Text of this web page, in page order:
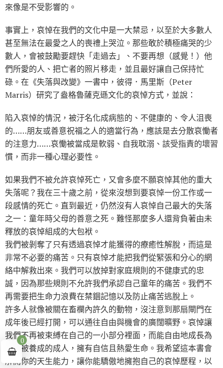
來像是不受影響的。
事實上，哀悼在我們的文化中是一大禁忌，以至於大多數人
甚至無法在最愛之人的喪禮上哭泣。那些敢於積極痛哭的少
數人，會被鼓勵要趕快「走過去」、不要再想（感覺！）他
們所愛的人、把亡者的照片移走，並且最好讓自己保持忙
碌。在《失落與改變》一書中，彼得．馬里斯（Peter
Marris）研究了盎格魯薩克遜文化的哀悼方式，並說：
陷入哀悼的情況，被汙名化成病態的、不健康的、令人沮喪
的……朋友或善意祝福之人的適當行為，應該是去分散哀慟者
的注意力……哀慟被當成是軟弱、自我耽溺、該受指責的壞習
慣，而非一種心理必要性。
如果我們不被允許哀悼死亡，又會多麼不願哀悼其他的重大
失落呢？我在三十歲之前，從來沒想到要哀悼一份工作或一
段感情的死亡。直到最近，仍然沒有人哀悼自己最大的失落
之一：童年時父母的善意之死。難怪那麼多人還背負著由未
釋放的哀悼組成的大包袱。
我們被剝奪了只有透過哀悼才能獲得的療癒性解脫，而這是
非常不必要的痛苦。只有哀悼才能把我們從緊張和分心的網
絡中解救出來。我們可以放掉對家庭規則的不健康式的忠
誠，因為那些規則不允許我們承認自己童年的痛苦。我們不
再需要把生命力浪費在禁錮記憶以及防止痛苦逃脫上。
許多人就像被關在畜欄內許久的動物，沒注意到那扇閘門在
成年後已經打開，可以通往自由與機會的廣闊曠野。哀悼讓
我們不再被束縛在自己的一小部分裡面，而能自由地成長為
本該被養成的成人，擁有自信且熱愛生命。我希望這本書會
解開你的天生能力，讓你能驕傲地擁抱自己的哀悼歷程，以
0